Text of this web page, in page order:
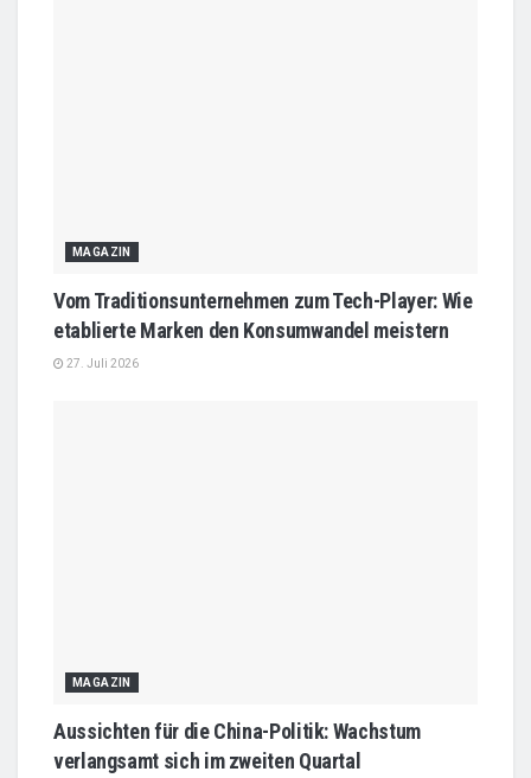
MAGAZIN
Vom Traditionsunternehmen zum Tech-Player: Wie
etablierte Marken den Konsumwandel meistern
27. Juli 2026
MAGAZIN
Aussichten für die China-Politik: Wachstum
verlangsamt sich im zweiten Quartal